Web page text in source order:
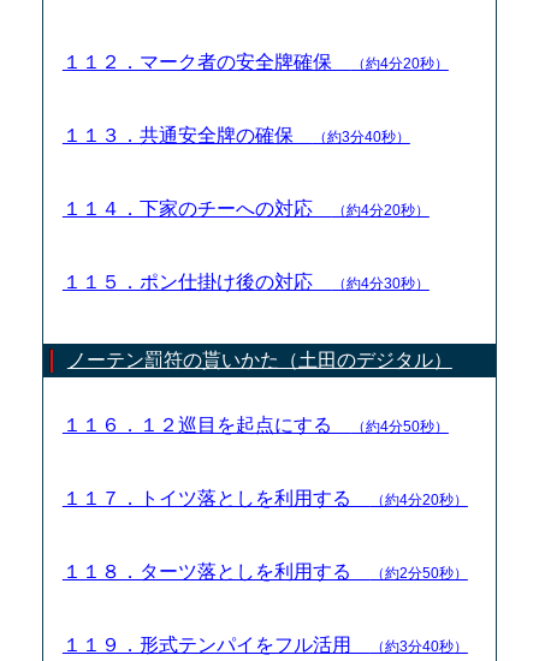
１１２．マーク者の安全牌確保 （約4分20秒）
１１３．共通安全牌の確保 （約3分40秒）
１１４．下家のチーへの対応 （約4分20秒）
１１５．ポン仕掛け後の対応 （約4分30秒）
ノーテン罰符の貰いかた（土田のデジタル）
１１６．１２巡目を起点にする （約4分50秒）
１１７．トイツ落としを利用する （約4分20秒）
１１８．ターツ落としを利用する （約2分50秒）
１１９．形式テンパイをフル活用 （約3分40秒）